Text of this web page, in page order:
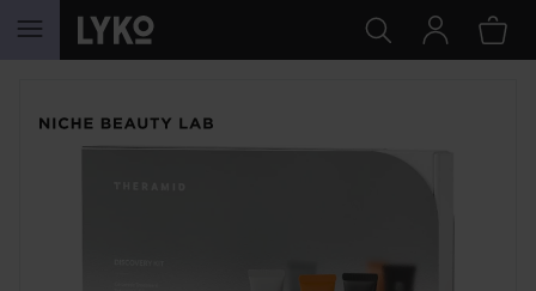
WEITER ZU INHALT
SEKTION ÜBERSPRINGEN